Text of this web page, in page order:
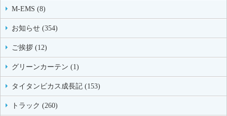
M-EMS (8)
お知らせ (354)
ご挨拶 (12)
グリーンカーテン (1)
タイタンビカス成長記 (153)
トラック (260)